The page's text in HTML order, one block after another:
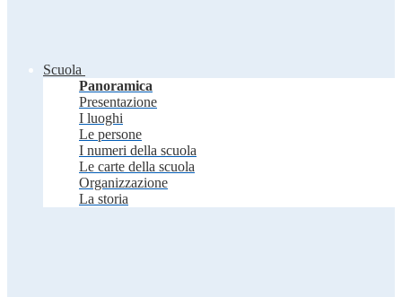
Scuola
Panoramica
Presentazione
I luoghi
Le persone
I numeri della scuola
Le carte della scuola
Organizzazione
La storia